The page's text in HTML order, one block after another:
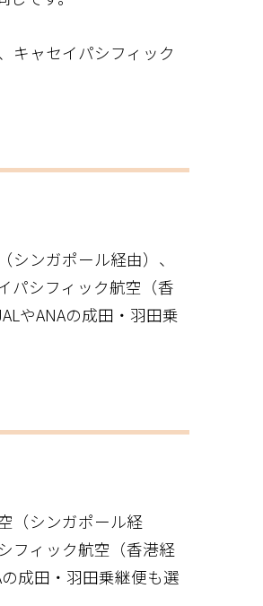
キャセイパシフィック
ンガポール経由）、
パシフィック航空（香
やANAの成田・羽田乗
（シンガポール経
フィック航空（香港経
成田・羽田乗継便も選